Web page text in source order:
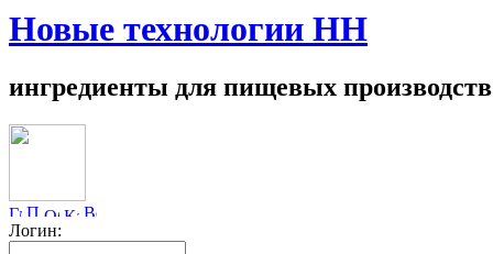
Новые технологии НН
ингредиенты для пищевых производств
Логин: